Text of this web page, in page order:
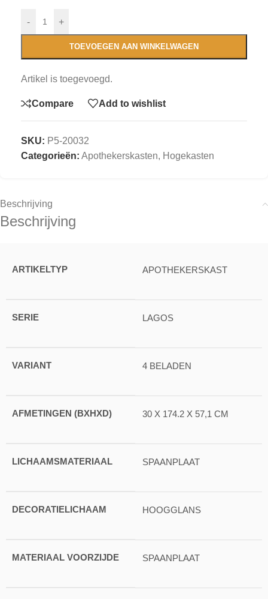
- +
TOEVOEGEN AAN WINKELWAGEN
Artikel is toegevoegd.
Compare Add to wishlist
SKU: P5-20032
Categorieën: Apothekerskasten​, Hogekasten
Beschrijving
Beschrijving
ARTIKELTYP APOTHEKERSKAST
SERIE LAGOS
VARIANT 4 BELADEN
AFMETINGEN (BXHXD) 30 X 174.2 X 57,1 CM
LICHAAMSMATERIAAL SPAANPLAAT
DECORATIELICHAAM HOOGGLANS
MATERIAAL VOORZIJDE SPAANPLAAT